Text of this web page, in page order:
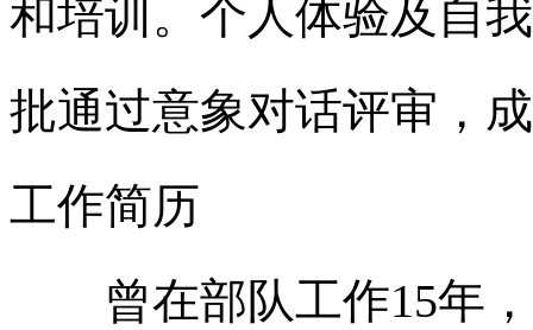
和培训。个人体验及自
批通过意象对话评审，
工作简历
曾在部队工作15年